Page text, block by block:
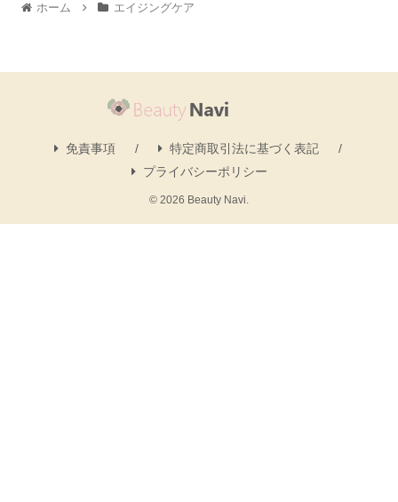
ホーム エイジングケア
免責事項
特定商取引法に基づく表記
プライバシーポリシー
© 2026 Beauty Navi.